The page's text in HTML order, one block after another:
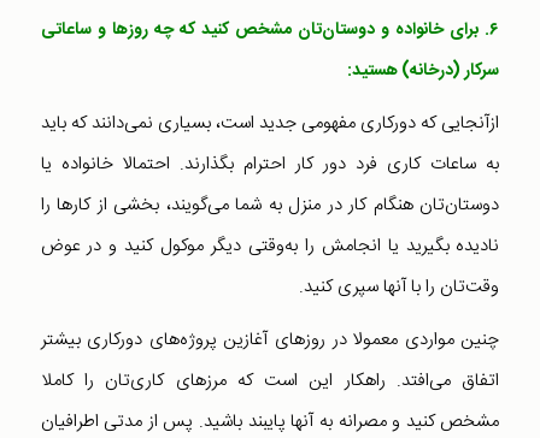
۶. برای خانواده و دوستان‌تان مشخص کنید که چه روزها و ساعاتی
سرکار (درخانه) هستید:
ازآنجایی که دورکاری مفهومی جدید است، بسیاری نمی‌د‌انند که باید
به ساعات کاری فرد دور کار احترام بگذارند. احتمالا خانواده یا
دوستان‌تان هنگام کار در منزل به شما می‌گویند، بخشی از کارها را
نادیده بگیرید یا انجامش را به‌وقتی دیگر موکول کنید و در عوض
وقت‌تان را با آنها سپری کنید.
چنین مواردی معمولا در روزهای آغازین پروژه‌های دورکاری بیشتر
اتفاق می‌افتد. راهکار این است که مرزهای کاری‌تان را کاملا
مشخص کنید و مصرانه به آنها پایبند باشید. پس از مدتی اطرافیان